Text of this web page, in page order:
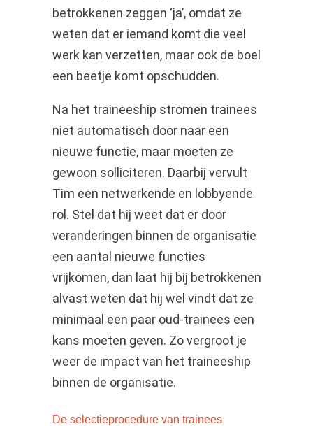
betrokkenen zeggen ‘ja’, omdat ze
weten dat er iemand komt die veel
werk kan verzetten, maar ook de boel
een beetje komt opschudden.
Na het traineeship stromen trainees
niet automatisch door naar een
nieuwe functie, maar moeten ze
gewoon solliciteren. Daarbij vervult
Tim een netwerkende en lobbyende
rol. Stel dat hij weet dat er door
veranderingen binnen de organisatie
een aantal nieuwe functies
vrijkomen, dan laat hij bij betrokkenen
alvast weten dat hij wel vindt dat ze
minimaal een paar oud-trainees een
kans moeten geven. Zo vergroot je
weer de impact van het traineeship
binnen de organisatie.
De selectieprocedure van trainees